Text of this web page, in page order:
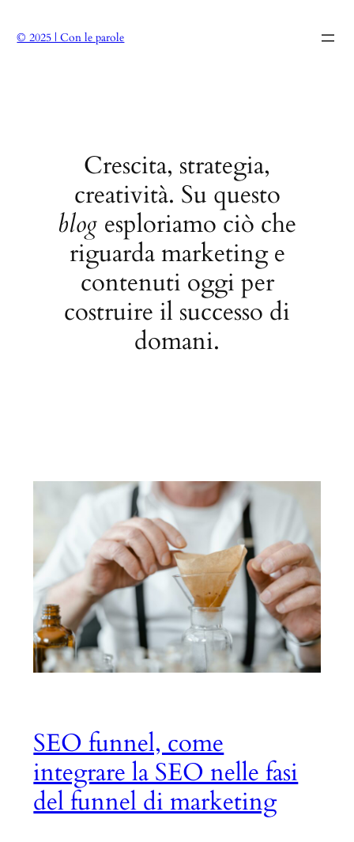
© 2025 | Con le parole
Crescita, strategia,
creatività. Su questo
blog esploriamo ciò che
riguarda marketing e
contenuti oggi per
costruire il successo di
domani.
SEO funnel, come
integrare la SEO nelle fasi
del funnel di marketing